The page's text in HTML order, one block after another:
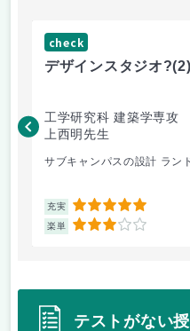
check
デザインスタジオ?(2)
工学研究科 建築学専攻
上西明先生
サブキャンパスの設計 ラン
充実 5
楽単 3
テストがない